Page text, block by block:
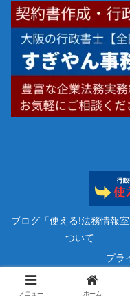
ブログ「使える!法務情報
ついて
プラ
Copyright © 2023 行政書
メニュー ホーム